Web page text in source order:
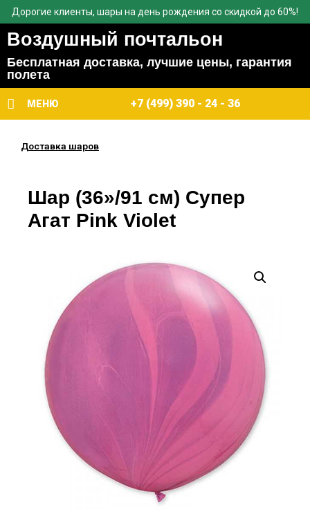
Дорогие клиенты, шары на день рождения со скидкой до 60%!
Воздушный почтальон
Бесплатная доставка, лучшие цены, гарантия
полета
МЕНЮ +7 (499) 390 - 24 - 36
Доставка шаров
Шар (36»/91 см) Супер
Агат Pink Violet